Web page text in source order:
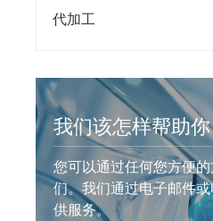
代加工
我们该怎样帮助你
您可以通过任何您方便
们。我们通过电子邮件
供服务。